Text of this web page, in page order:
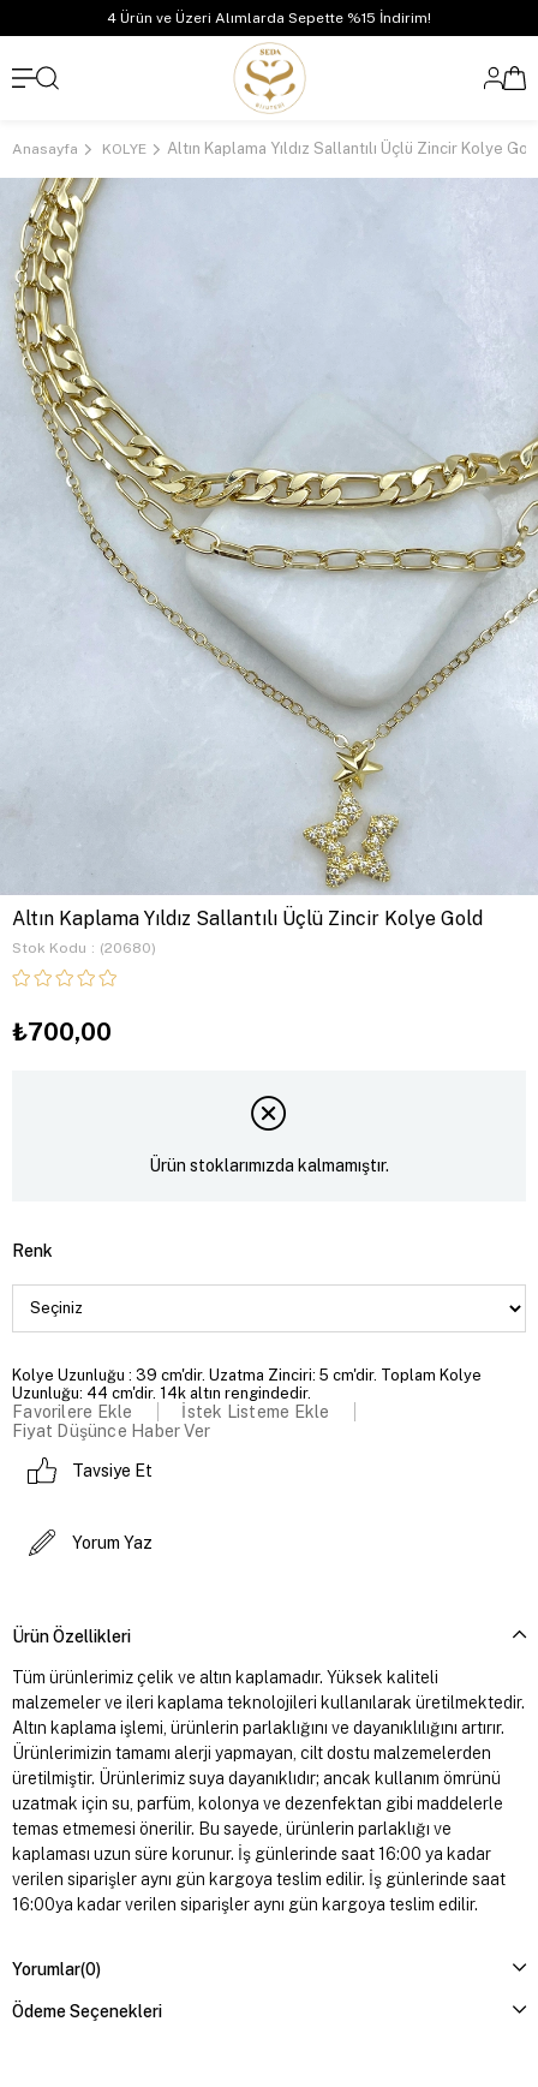
4 Ürün ve Üzeri Alımlarda Sepette %15 İndirim!
Anasayfa KOLYE Altın Kaplama Yıldız Sallantılı Üçlü Zincir Kolye
Altın Kaplama Yıldız Sallantılı Üçlü Zincir Kolye Gold
Stok Kodu (20680)
₺700,00
Ürün stoklarımızda kalmamıştır.
Renk
Kolye Uzunluğu : 39 cm'dir. Uzatma Zinciri: 5 cm'dir. Toplam Kolye
Uzunluğu: 44 cm'dir. 14k altın rengindedir.
Favorilere Ekle
İstek Listeme Ekle
Fiyat Düşünce Haber Ver
Tavsiye Et
Yorum Yaz
Ürün Özellikleri
Tüm ürünlerimiz çelik ve altın kaplamadır. Yüksek kaliteli
malzemeler ve ileri kaplama teknolojileri kullanılarak üretilmektedir.
Altın kaplama işlemi, ürünlerin parlaklığını ve dayanıklılığını artırır.
Ürünlerimizin tamamı alerji yapmayan, cilt dostu malzemelerden
üretilmiştir. Ürünlerimiz suya dayanıklıdır; ancak kullanım ömrünü
uzatmak için su, parfüm, kolonya ve dezenfektan gibi maddelerle
temas etmemesi önerilir. Bu sayede, ürünlerin parlaklığı ve
kaplaması uzun süre korunur. İş günlerinde saat 16:00 ya kadar
verilen siparişler aynı gün kargoya teslim edilir. İş günlerinde saat
16:00ya kadar verilen siparişler aynı gün kargoya teslim edilir.
Yorumlar(0)
Ödeme Seçenekleri